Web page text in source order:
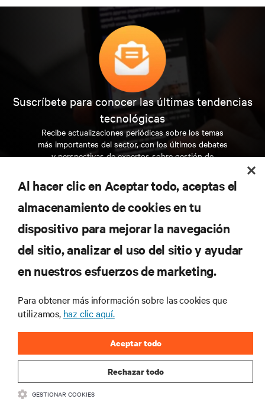
Suscríbete para conocer las últimas tendencias
tecnológicas
Recibe actualizaciones periódicas sobre los temas
más importantes del sector, con los últimos debates
y perspectivas de expertos sobre gestión de
REGÍSTRATE AHORA
SOPORTE
CORPORATIVO
CONECTA CON NOSOTROS
Al hacer clic en Aceptar todo, aceptas el
almacenamiento de cookies en tu
dispositivo para mejorar la navegación
del sitio, analizar el uso del sitio y ayudar
en nuestros esfuerzos de marketing.
Para obtener más información sobre las cookies que
utilizamos, haz clic aquí.
Rechazar todo
Aceptar todo
GESTIONAR COOKIES